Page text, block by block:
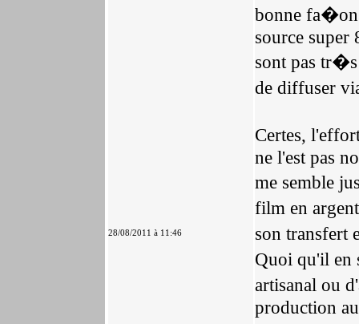
28/08/2011 à 11:46
bonne
source super
sont pas tr�s
de diffuser
Certes,
ne l'est pas
me semble
film en
son
Quoi qu'il en
artisanal ou
production